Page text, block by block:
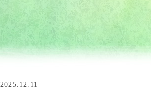
2025.12.11